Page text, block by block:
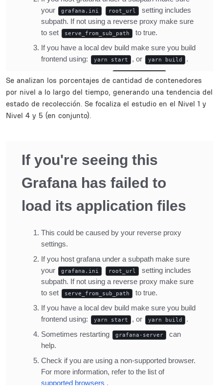
Se analizan los porcentajes de cantidad de contenedores
por nivel a lo largo del tiempo, generando una tendencia del
estado de recolección. Se focaliza el estudio en el Nivel 1 y
Nivel 4 y 5 (en conjunto).